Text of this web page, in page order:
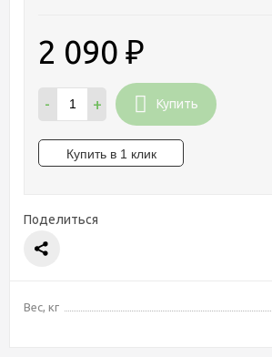
2 090 ₽
- + Купить
Поделиться
Вес, кг